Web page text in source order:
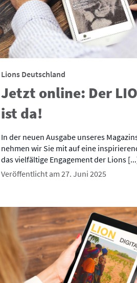
Lions Deutschland
Jetzt online: Der
ist da!
In der neuen Ausgabe unseres
nehmen wir Sie mit auf eine
das vielfältige Engagement der Lions
Veröffentlicht am 27. Juni 2025